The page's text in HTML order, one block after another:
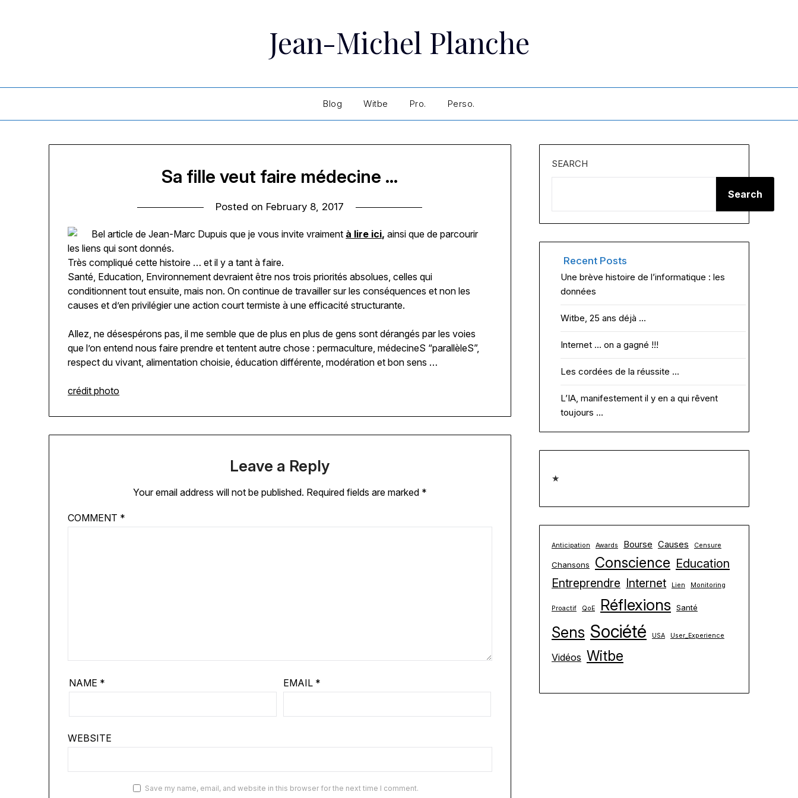
Jean-Michel Planche
Blog Witbe Pro. Perso.
Sa fille veut faire médecine …
Posted on February 8, 2017
Bel article de Jean-Marc Dupuis que je vous invite vraiment à lire ici, ainsi que de parcourir
les liens qui sont donnés.
Très compliqué cette histoire … et il y a tant à faire.
Santé, Education, Environnement devraient être nos trois priorités absolues, celles qui
conditionnent tout ensuite, mais non. On continue de travailler sur les conséquences et non les
causes et d’en privilégier une action court termiste à une efficacité structurante.
Allez, ne désespérons pas, il me semble que de plus en plus de gens sont dérangés par les voies
que l’on entend nous faire prendre et tentent autre chose : permaculture, médecineS “parallèleS”,
respect du vivant, alimentation choisie, éducation différente, modération et bon sens …
crédit photo
Leave a Reply
Your email address will not be published. Required fields are marked *
COMMENT *
NAME * EMAIL *
WEBSITE
Save my name, email, and website in this browser for the next time I comment.
SEARCH
Search
Recent Posts
Une brève histoire de l’informatique : les
données
Witbe, 25 ans déjà …
Internet … on a gagné !!!
Les cordées de la réussite …
L’IA, manifestement il y en a qui rêvent
toujours …
★
Anticipation Awards Bourse Causes Censure
Chansons Conscience Education
Entreprendre Internet Lien Monitoring
Proactif QoE Réflexions Santé
Sens Société USA User_Experience
Vidéos Witbe